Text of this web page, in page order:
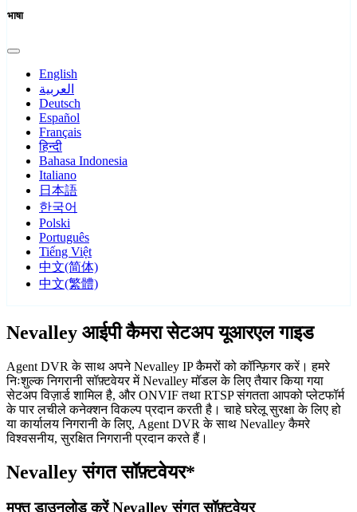
भाषा
English
العربية
Deutsch
Español
Français
हिन्दी
Bahasa Indonesia
Italiano
日本語
한국어
Polski
Português
Tiếng Việt
中文(简体)
中文(繁體)
Nevalley आईपी कैमरा सेटअप यूआरएल गाइड
Agent DVR के साथ अपने Nevalley IP कैमरों को कॉन्फ़िगर करें। हमरे
निःशुल्क निगरानी सॉफ़्टवेयर में Nevalley मॉडल के लिए तैयार किया गया
सेटअप विज़ार्ड शामिल है, और ONVIF तथा RTSP संगतता आपको प्लेटफॉर्म
के पार लचीले कनेक्शन विकल्प प्रदान करती है। चाहे घरेलू सुरक्षा के लिए हो
या कार्यालय निगरानी के लिए, Agent DVR के साथ Nevalley कैमरे
विश्वसनीय, सुरक्षित निगरानी प्रदान करते हैं।
Nevalley संगत सॉफ़्टवेयर*
मुफ्त डाउनलोड करें Nevalley संगत सॉफ़्टवेयर